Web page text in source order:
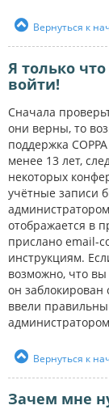
Вернуться к
Я только
войти!
Сначала
они верны, то
поддержка
менее 13 лет,
некоторых
учётные записи
отображается в
прислано email-
инструкциям.
возможно, что
он
ввели
Вернуться к
Зачем мне